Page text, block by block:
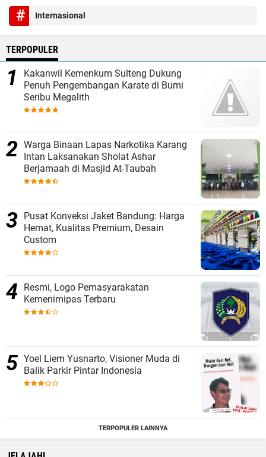
Internasional
TERPOPULER
Kakanwil Kemenkum Sulteng Dukung
Penuh Pengembangan Karate di Bumi
Seribu Megalith
Warga Binaan Lapas Narkotika Karang
Intan Laksanakan Sholat Ashar
Berjamaah di Masjid At-Taubah
Pusat Konveksi Jaket Bandung: Harga
Hemat, Kualitas Premium, Desain
Custom
Resmi, Logo Pemasyarakatan
Kemenimipas Terbaru
Yoel Liem Yusnarto, Visioner Muda di
Balik Parkir Pintar Indonesia
TERPOPULER LAINNYA